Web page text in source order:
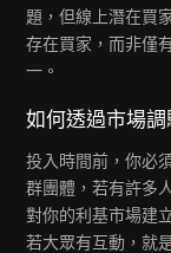
題，但線上潛在買
存在買家，而非僅
一。
如何透過市場
投入時間前，你必
群團體，若有許多
對你的利基市場建
若大眾有互動，就